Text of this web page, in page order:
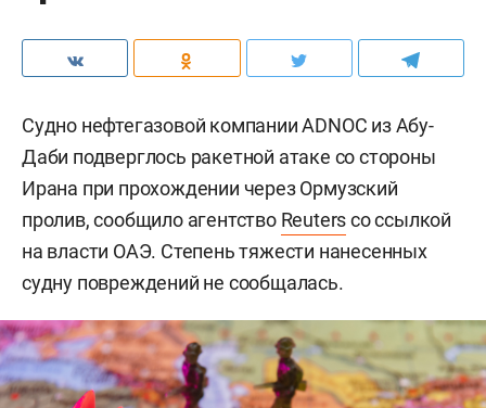
Судно нефтегазовой компании ADNOC из Абу-
Даби подверглось ракетной атаке со стороны
Ирана при прохождении через Ормузский
пролив, сообщило агентство Reutersсо ссылкой
на власти ОАЭ. Степень тяжести нанесенных
судну повреждений не сообщалась.